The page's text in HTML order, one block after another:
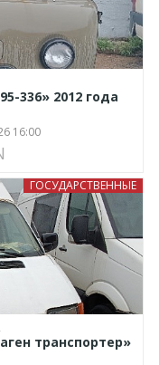
336» 2012 года
16:00
ГОСУДАРСТВЕННЫЕ
транспортер»